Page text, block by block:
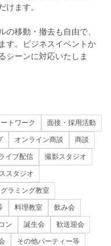
けます。
の移動・撤去も自由で、
す。ビジネスイベントか
シーンに対応いたしま
ートワーク 面接・採用活動
オンライン商談 商談
イブ配信 撮影スタジオ
スタジオ
ラミング教室
料理教室 飲み会
ン 誕生会 歓送迎会
その他パーティー等